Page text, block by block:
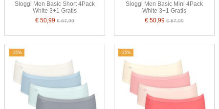
Sloggi Men Basic Short 4Pack
White 3+1 Gratis
€ 50,99€ 67,99
Sloggi Men Basic Mini 4Pack
White 3+1 Gratis
€ 50,99€ 67,99
-25% -25%